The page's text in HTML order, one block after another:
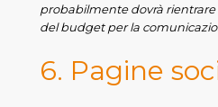
probabilmente dovrà rientrare
del budget per la
6. Pagine